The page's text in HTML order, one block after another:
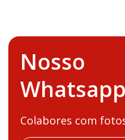
Nosso
Colabores com